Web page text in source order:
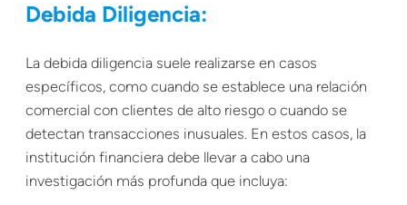
Debida Diligencia:
La debida diligencia suele realizarse en casos
específicos, como cuando se establece una relación
comercial con clientes de alto riesgo o cuando se
detectan transacciones inusuales. En estos casos, la
institución financiera debe llevar a cabo una
investigación más profunda que incluya: